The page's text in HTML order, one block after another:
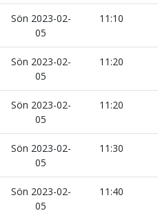
Sön 2023-02-
05
11:10
Sön 2023-02-
05
11:20
Sön 2023-02-
05
11:20
Sön 2023-02-
05
11:30
Sön 2023-02-
05
11:40